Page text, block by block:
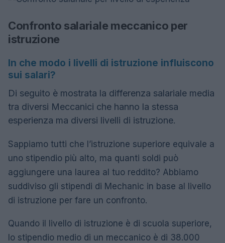
Confronto salariale meccanico per
istruzione
In che modo i livelli di istruzione influiscono
sui salari?
Di seguito è mostrata la differenza salariale media
tra diversi Meccanici che hanno la stessa
esperienza ma diversi livelli di istruzione.
Sappiamo tutti che l’istruzione superiore equivale a
uno stipendio più alto, ma quanti soldi può
aggiungere una laurea al tuo reddito? Abbiamo
suddiviso gli stipendi di Mechanic in base al livello
di istruzione per fare un confronto.
Quando il livello di istruzione è di scuola superiore,
lo stipendio medio di un meccanico è di 38.000